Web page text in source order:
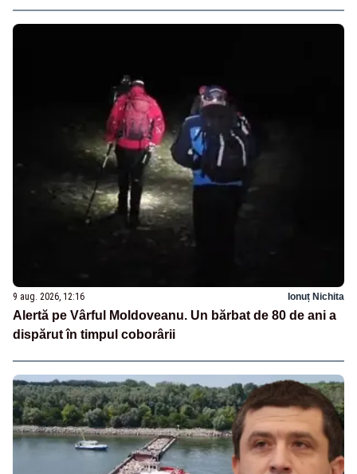
9 aug. 2026, 12:16 Ionuț Nichita
Alertă pe Vârful Moldoveanu. Un bărbat de 80 de ani a
dispărut în timpul coborârii